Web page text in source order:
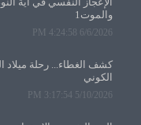
والموت1
6/6/2026 4:24:58 PM
كشف الغطاء... رحلة ميلاد
الكوني
5/10/2026 3:17:54 PM